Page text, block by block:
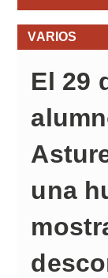
VARIOS
El 29
una